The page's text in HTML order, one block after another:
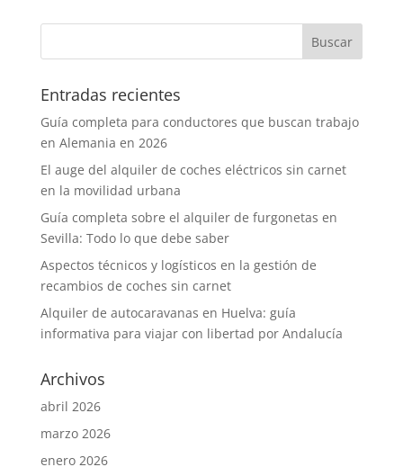
Entradas recientes
Guía completa para conductores que buscan trabajo
en Alemania en 2026
El auge del alquiler de coches eléctricos sin carnet
en la movilidad urbana
Guía completa sobre el alquiler de furgonetas en
Sevilla: Todo lo que debe saber
Aspectos técnicos y logísticos en la gestión de
recambios de coches sin carnet
Alquiler de autocaravanas en Huelva: guía
informativa para viajar con libertad por Andalucía
Archivos
abril 2026
marzo 2026
enero 2026